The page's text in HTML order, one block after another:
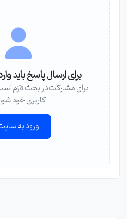
برای ارسال پاسخ باید
برای مشارکت در بحث لازم
کاربری خود
ورود به